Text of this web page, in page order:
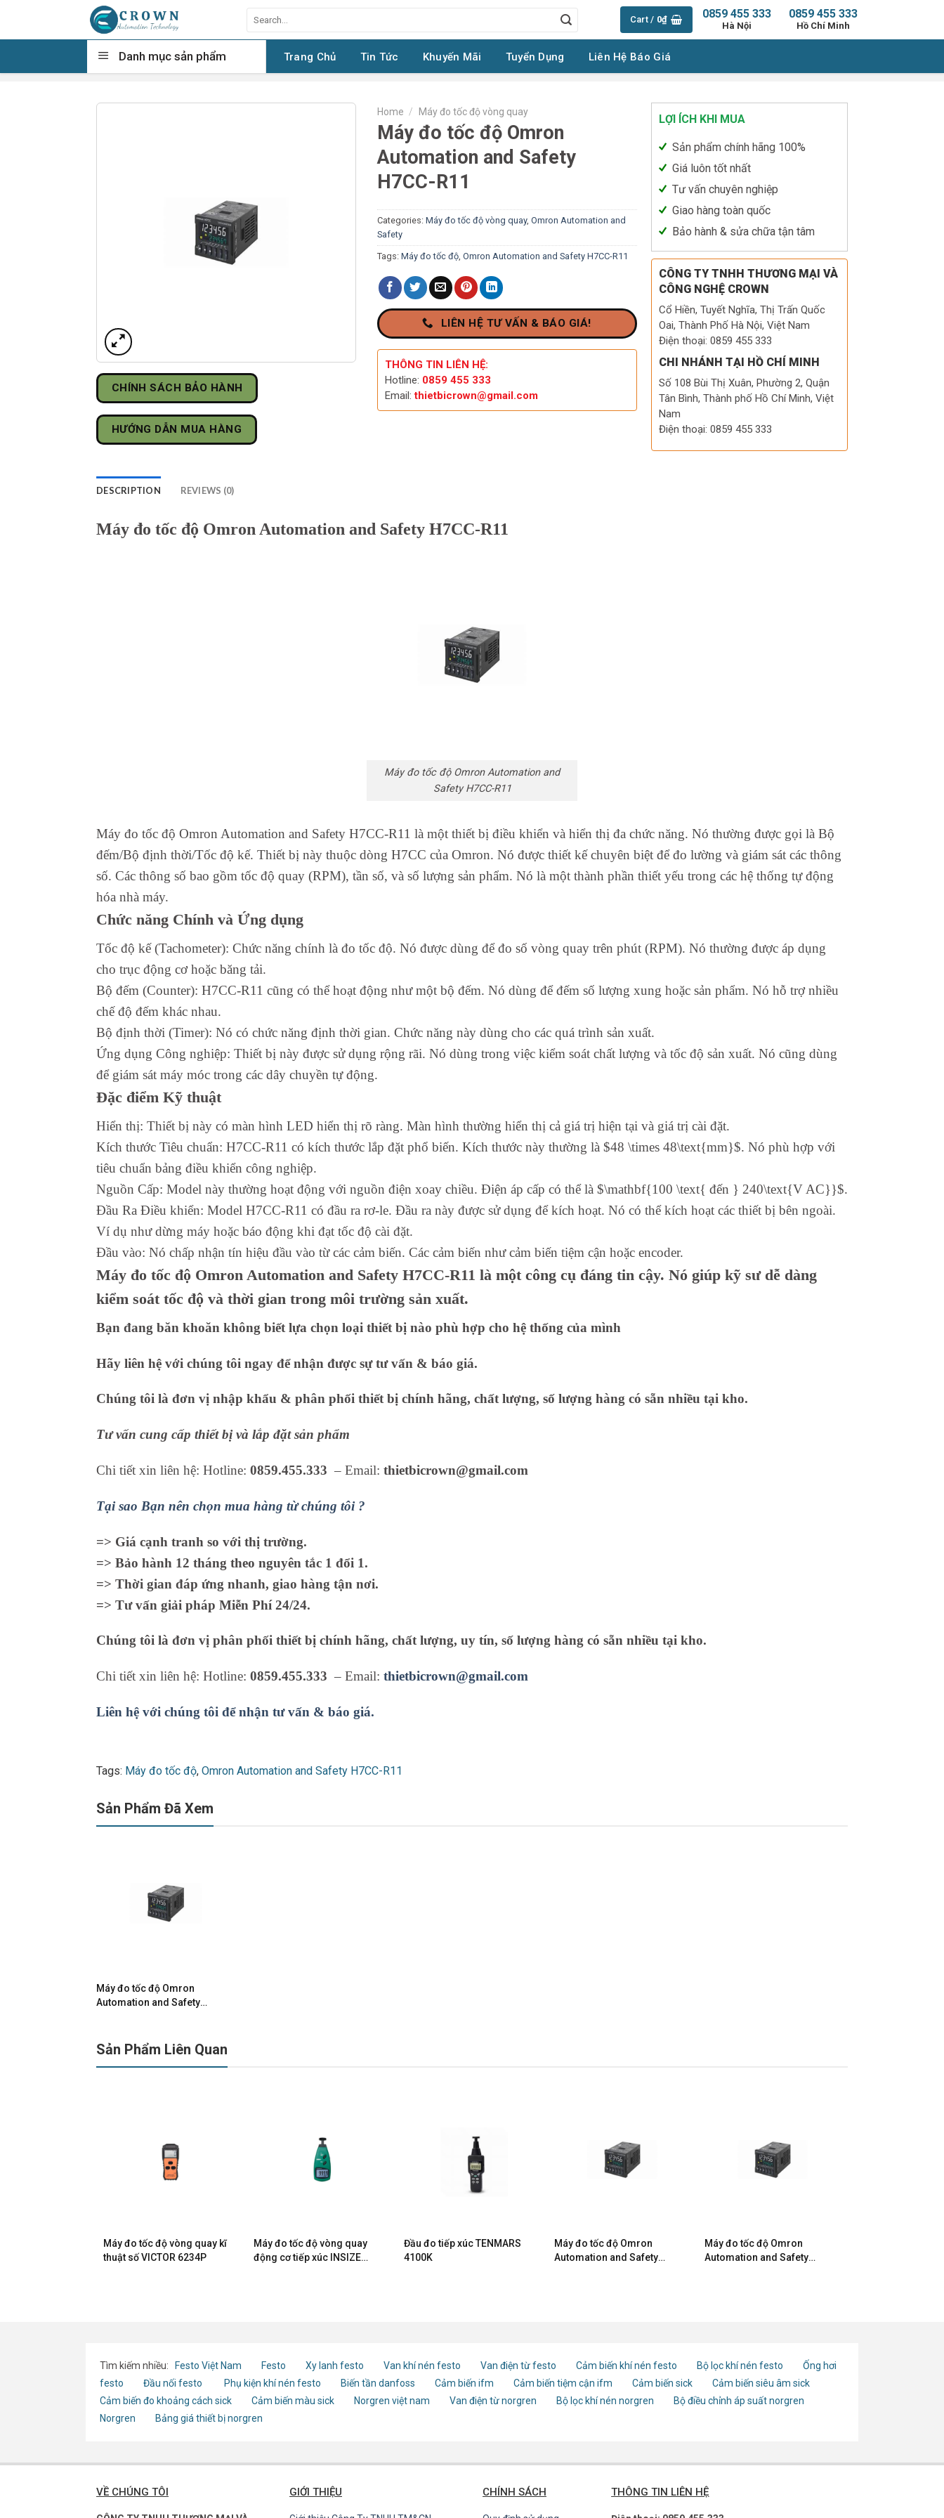
content
for:
Cart / 0₫ 0859 455 333
Hồ Chí Minh
0859 455 333
Hà Nội
Danh mục sản phẩm Trang Chủ Tin Tức Khuyến Mãi Tuyển Dụng Liên Hệ Báo Giá
CHÍNH SÁCH BẢO HÀNH
HƯỚNG DẪN MUA HÀNG
Home / Máy đo tốc độ vòng quay
Máy đo tốc độ Omron
Automation and Safety
H7CC-R11
Categories:Máy đo tốc độ vòng quay,Omron Automation and
Safety
Tags:Máy đo tốc độ ,Omron Automation and Safety H7CC-R11
LIÊN HỆ TƯ VẤN & BÁO GIÁ!
THÔNG TIN LIÊN HỆ:
Hotline: 0859 455 333
Email:thietbicrown@gmail.com
LỢI ÍCH KHI MUA
Sản phẩm chính hãng 100%
Giá luôn tốt nhất
Tư vấn chuyên nghiệp
Giao hàng toàn quốc
Bảo hành & sửa chữa tận tâm
CÔNG TY TNHH THƯƠNG MẠI VÀ
CÔNG NGHỆ CROWN
Cổ Hiền, Tuyết Nghĩa, Thị Trấn Quốc
Oai, Thành Phố Hà Nội, Việt Nam
Điện thoại: 0859 455 333
CHI NHÁNH TẠI HỒ CHÍ MINH
Số 108 Bùi Thị Xuân, Phường 2, Quận
Tân Bình, Thành phố Hồ Chí Minh, Việt
Nam
Điện thoại: 0859 455 333
DESCRIPTION REVIEWS (0)
Máy đo tốc độ Omron Automation and Safety H7CC-R11
Máy đo tốc độ Omron Automation and
Safety H7CC-R11
Máy đo tốc độ Omron Automation and Safety H7CC-R11 là một thiết bị điều khiển và hiển thị đa chức năng. Nó thường được gọi là Bộ
đếm/Bộ định thời/Tốc độ kế. Thiết bị này thuộc dòng H7CC của Omron. Nó được thiết kế chuyên biệt để đo lường và giám sát các thông
số. Các thông số bao gồm tốc độ quay (RPM), tần số, và số lượng sản phẩm. Nó là một thành phần thiết yếu trong các hệ thống tự động
hóa nhà máy.
Chức năng Chính và Ứng dụng
Tốc độ kế (Tachometer): Chức năng chính là đo tốc độ. Nó được dùng để đo số vòng quay trên phút (RPM). Nó thường được áp dụng
cho trục động cơ hoặc băng tải.
Bộ đếm (Counter): H7CC-R11 cũng có thể hoạt động như một bộ đếm. Nó dùng để đếm số lượng xung hoặc sản phẩm. Nó hỗ trợ nhiều
chế độ đếm khác nhau.
Bộ định thời (Timer): Nó có chức năng định thời gian. Chức năng này dùng cho các quá trình sản xuất.
Ứng dụng Công nghiệp: Thiết bị này được sử dụng rộng rãi. Nó dùng trong việc kiểm soát chất lượng và tốc độ sản xuất. Nó cũng dùng
để giám sát máy móc trong các dây chuyền tự động.
Đặc điểm Kỹ thuật
Hiển thị: Thiết bị này có màn hình LED hiển thị rõ ràng. Màn hình thường hiển thị cả giá trị hiện tại và giá trị cài đặt.
Kích thước Tiêu chuẩn: H7CC-R11 có kích thước lắp đặt phổ biến. Kích thước này thường là $48 \times 48\text{mm}$. Nó phù hợp với
tiêu chuẩn bảng điều khiển công nghiệp.
Nguồn Cấp: Model này thường hoạt động với nguồn điện xoay chiều. Điện áp cấp có thể là $\mathbf{100 \text{ đến } 240\text{V AC}}$.
Đầu Ra Điều khiển: Model H7CC-R11 có đầu ra rơ-le. Đầu ra này được sử dụng để kích hoạt. Nó có thể kích hoạt các thiết bị bên ngoài.
Ví dụ như dừng máy hoặc báo động khi đạt tốc độ cài đặt.
Đầu vào: Nó chấp nhận tín hiệu đầu vào từ các cảm biến. Các cảm biến như cảm biến tiệm cận hoặc encoder.
Máy đo tốc độ Omron Automation and Safety H7CC-R11 là một công cụ đáng tin cậy. Nó giúp kỹ sư dễ dàng
kiểm soát tốc độ và thời gian trong môi trường sản xuất.
Bạn đang băn khoăn không biết lựa chọn loại thiết bị nào phù hợp cho hệ thống của mình
Hãy liên hệ với chúng tôi ngay để nhận được sự tư vấn & báo giá.
Chúng tôi là đơn vị nhập khẩu & phân phối thiết bị chính hãng, chất lượng, số lượng hàng có sẵn nhiều tại kho.
Tư vấn cung cấp thiết bị và lắp đặt sản phẩm
Chi tiết xin liên hệ: Hotline: 0859.455.333 – Email: thietbicrown@gmail.com
Tại sao Bạn nên chọn mua hàng từ chúng tôi ?
=> Giá cạnh tranh so với thị trường.
=> Bảo hành 12 tháng theo nguyên tắc 1 đổi 1.
=> Thời gian đáp ứng nhanh, giao hàng tận nơi.
=> Tư vấn giải pháp Miễn Phí 24/24.
Chúng tôi là đơn vị phân phối thiết bị chính hãng, chất lượng, uy tín, số lượng hàng có sẵn nhiều tại kho.
Chi tiết xin liên hệ: Hotline: 0859.455.333 – Email: thietbicrown@gmail.com
Liên hệ với chúng tôi để nhận tư vấn & báo giá.
Tags: Máy đo tốc độ, Omron Automation and Safety H7CC-R11
Sản Phẩm Đã Xem
Máy đo tốc độ Omron
Automation and Safety
Sản Phẩm Liên Quan
Máy đo tốc độ vòng quay kĩ
thuật số VICTOR 6234P
Máy đo tốc độ vòng quay
động cơ tiếp xúc INSIZE
Đầu đo tiếp xúc TENMARS
4100K
Máy đo tốc độ Omron
Automation and Safety
Máy đo tốc độ Omron
Automation and Safety
Tìm kiếm nhiều: Festo Việt Nam Festo Xy lanh festo Van khí nén festo Van điện từ festo Cảm biến khí nén festo Bộ lọc khí nén festo
Ống hơi
festo
Đầu nối festo Phụ kiện khí nén festo Biến tần danfoss Cảm biến ifm Cảm biến tiệm cận ifm Cảm biến sick
Cảm biến siêu âm sick
Cảm biến đo khoảng cách sick
Cảm biến màu sick Norgren việt nam Van điện từ norgren Bộ lọc khí nén norgren
Bộ điều chỉnh áp suất norgren
Norgren
Bảng giá thiết bị norgren
VỀ CHÚNG TÔI GIỚI THIỆU CHÍNH SÁCH THÔNG TIN LIÊN HỆ